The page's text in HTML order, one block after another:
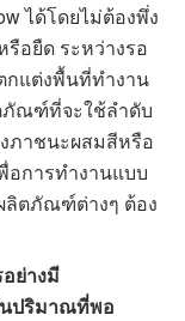
ได้โดยไม่ต้องพึ่ง
อยืด ระหว่างรอ
กแต่งพื้นที่ทำงาน
ภัณฑ์ที่จะใช้ลำดับ
ภาชนะผสมสีหรือ
อการทำงานแบบ
ลิตภัณฑ์ต่างๆ ต้อง
ย่างมี
ปริมาณที่พอ